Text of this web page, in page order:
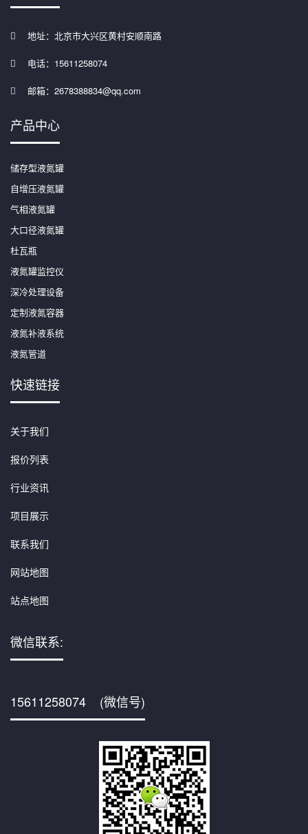
地址：北京市大兴区黄村安顺南路
电话：15611258074
邮箱：2678388834@qq.com
产品中心
储存型液氮罐
自增压液氮罐
气相液氮罐
大口径液氮罐
杜瓦瓶
液氮罐监控仪
深冷处理设备
定制液氮容器
液氮补液系统
液氮管道
快速链接
关于我们
报价列表
行业资讯
项目展示
联系我们
网站地图
站点地图
微信联系:
15611258074 (微信号)